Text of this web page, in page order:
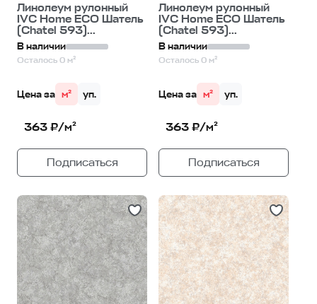
Линолеум рулонный
IVC Home ECO Шатель
(Chatel 593)...
В наличии
Осталось 0 м²
Цена за м² уп.
363 ₽/м²
Подписаться
Линолеум рулонный
IVC Home ECO Шатель
(Chatel 593)...
В наличии
Осталось 0 м²
Цена за м² уп.
363 ₽/м²
Подписаться